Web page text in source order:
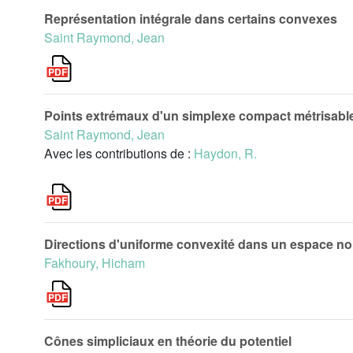
Représentation intégrale dans certains convexes
Saint Raymond, Jean
Points extrémaux d'un simplexe compact
Saint Raymond, Jean
Avec les contributions de : Haydon, R.
Directions d'uniforme convexité dans un espace
Fakhoury, Hicham
Cônes simpliciaux en théorie du potentiel